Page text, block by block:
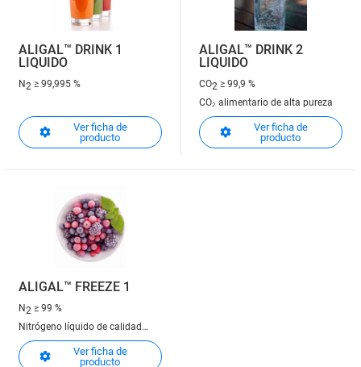
ALIGAL™ DRINK 1
LIQUIDO
N2 ≥ 99,995 %
Ver ficha de
producto
ALIGAL™ DRINK 2
LIQUIDO
CO2 ≥ 99,9 %
CO₂ alimentario de alta pureza
Ver ficha de
producto
ALIGAL™ FREEZE 1
N2 ≥ 99 %
Nitrógeno líquido de calidad
alimentaria
Ver ficha de
producto